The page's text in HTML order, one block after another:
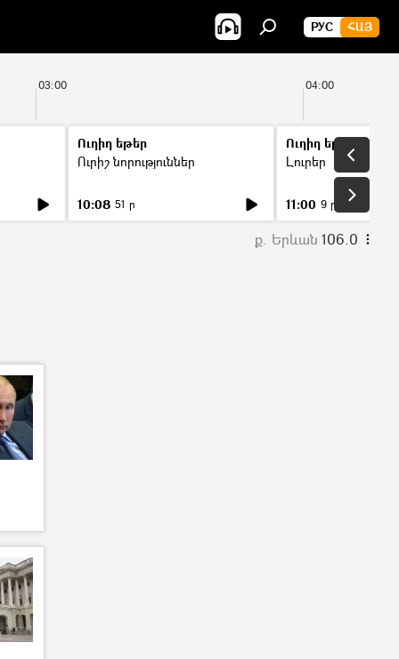
РУС ՀԱՅ
03:00 04:00
Ուղիղ եթեր
Ուրիշ նորություններ
10:08 51 ր
Ուղիղ եթեր
Լուրեր
11:00 9 ր
ք. Երևան 106.0